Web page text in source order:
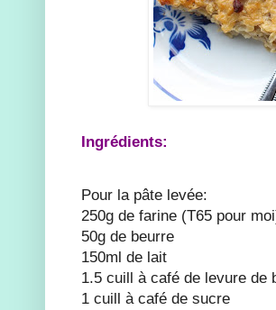
Ingrédients:
Pour la pâte levée:
250g de farine (T65 pour
50g de beurre
150ml de lait
1.5 cuill à café de levure de
1 cuill à café de sucre